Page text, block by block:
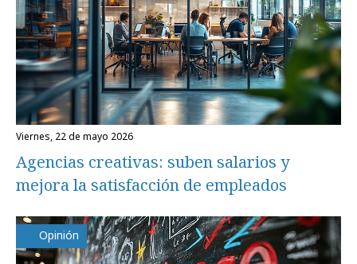
viernes, 22 de mayo 2026
Agencias creativas: suben salarios y
mejora la satisfacción de empleados
Opinión